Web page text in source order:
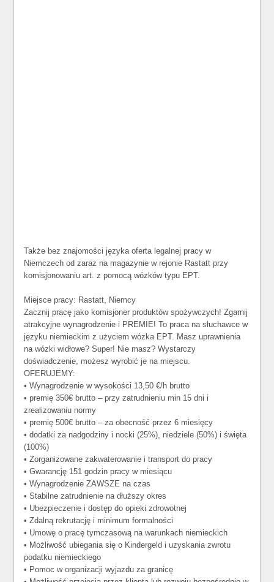
Także bez znajomości języka oferta legalnej pracy w
Niemczech od zaraz na magazynie w rejonie Rastatt przy
komisjonowaniu art. z pomocą wózków typu EPT.
Miejsce pracy: Rastatt, Niemcy
Zacznij pracę jako komisjoner produktów spożywczych! Zgarnij
atrakcyjne wynagrodzenie i PREMIE! To praca na słuchawce w
języku niemieckim z użyciem wózka EPT. Masz uprawnienia
na wózki widłowe? Super! Nie masz? Wystarczy
doświadczenie, możesz wyrobić je na miejscu.
OFERUJEMY:
• Wynagrodzenie w wysokości 13,50 €/h brutto
• premię 350€ brutto – przy zatrudnieniu min 15 dni i
zrealizowaniu normy
• premię 500€ brutto – za obecność przez 6 miesięcy
• dodatki za nadgodziny i nocki (25%), niedziele (50%) i święta
(100%)
• Zorganizowane zakwaterowanie i transport do pracy
• Gwarancję 151 godzin pracy w miesiącu
• Wynagrodzenie ZAWSZE na czas
• Stabilne zatrudnienie na dłuższy okres
• Ubezpieczenie i dostęp do opieki zdrowotnej
• Zdalną rekrutację i minimum formalności
• Umowę o pracę tymczasową na warunkach niemieckich
• Możliwość ubiegania się o Kindergeld i uzyskania zwrotu
podatku niemieckiego
• Pomoc w organizacji wyjazdu za granicę